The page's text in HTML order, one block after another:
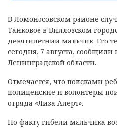
В Ломоносовском районе
Танковое в Виллозском
девятилетний мальчик. Его
сегодня, 7 августа,
Ленинградской области.
Отмечается, что поисками
полицейские и волонтеры
отряда «Лиза Алерт».
По факту гибели мальчика